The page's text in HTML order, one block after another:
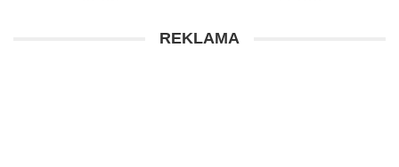
REKLAMA